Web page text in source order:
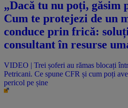
„Dacă tu nu poți, găsim
Cum te protejezi de un
conduce prin frică:
consultant în resurse
VIDEO | Trei șoferi au rămas blocați
Petricani. Ce spune CFR și cum poți
pericol pe șine